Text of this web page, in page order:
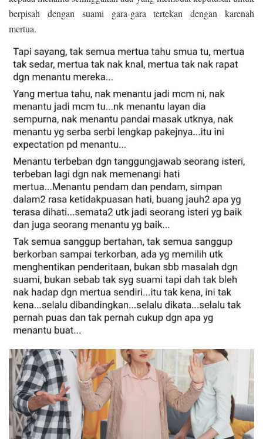
berpisah dengan suami gara-gara tertekan dengan karenah
mertua.